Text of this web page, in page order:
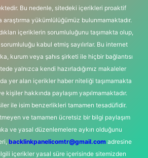
Bu nedenle, sitedeki içerikleri proaktif
yükümlülüğümüz bulunmamaktadır.
içeriklerin sorumluluğunu taşımakta olup,
kabul etmiş sayılırlar. Bu internet
kurum veya şahıs şirketi ile hiçbir bağlantısı
yalnızca kendi hazırladığımız makaleler
yer alan içerikler haber niteliği taşımamakta
kişiler hakkında paylaşım yapılmamaktadır.
ile isim benzerlikleri tamamen tesadüfidir.
ve tamamen ücretsiz bir bilgi paylaşım
ve yasal düzenlemelere aykırı olduğunu
backlinkpanelicomtr@gmail.comadresine
içerikler yasal süre içerisinde sitemizden